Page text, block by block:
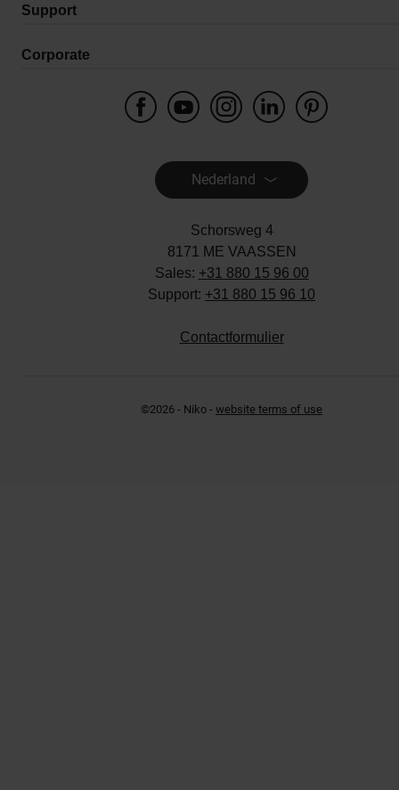
Support
Corporate
Nederland
Schorsweg 4
8171 ME VAASSEN
Sales: +31 880 15 96 00
Support: +31 880 15 96 10
Contactformulier
©2026 - Niko - website terms of use